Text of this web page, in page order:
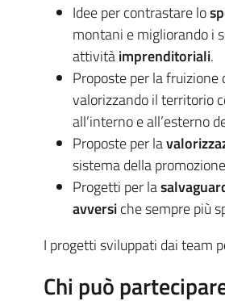
Idee per contrastare lo
montani e migliorando i
attivitàimprenditoriali.
Proposte per la fruizione
valorizzando il territorio
all’interno e all’esterno
Proposte per la
sistema della
Progetti per la
avversiche sempre più
I progetti sviluppati dai team
Chi può